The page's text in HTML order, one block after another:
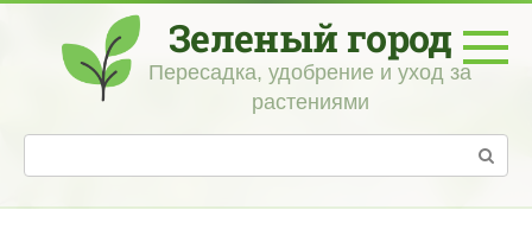
Перейти
контенту
Зеленый город
Пересадка, удобрение и уход за
растениями
Поиск: